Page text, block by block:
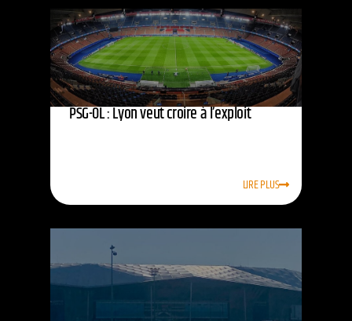
PSG-OL : Lyon veut croire à l’exploit
LIRE PLUS